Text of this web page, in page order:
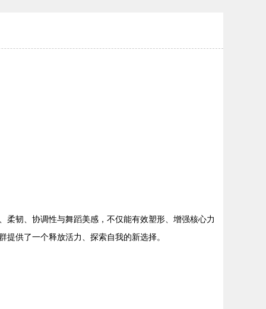
韧、协调性与舞蹈美感，不仅能有效塑形、增强核心力
供了一个释放活力、探索自我的新选择。